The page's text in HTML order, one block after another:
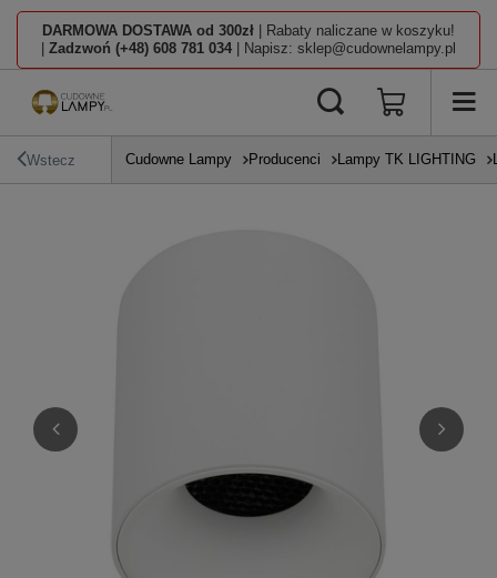
DARMOWA DOSTAWA od 300zł | Rabaty naliczane w koszyku!
Zadzwoń (+48) 608 781 034 | Napisz: sklep@cudownelampy.pl
Wstecz Cudowne Lampy Producenci Lampy TK LIGHTING